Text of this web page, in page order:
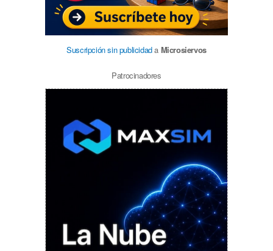
Suscripción sin publicidada Microsiervos
Patrocinadores